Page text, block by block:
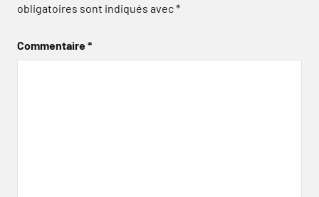
obligatoires sont indiqués avec*
Commentaire*